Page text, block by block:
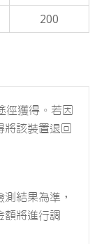
200
徑獲得。若因
該裝置退回
結果為準，
額將進行調